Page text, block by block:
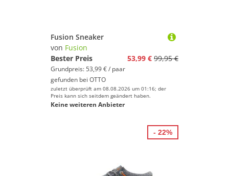
Fusion Sneaker
von Fusion
Bester Preis
53,99 € 99,95 €
Grundpreis: 53,99 € / paar
gefunden bei OTTO
zuletzt überprüft am 08.08.2026 um 01:16; der
Preis kann sich seitdem geändert haben.
Keine weiteren Anbieter
- 22%